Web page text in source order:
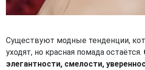
Существуют модные тенденции,
уходят, но красная помада остаётся.
элегантности, смелости,